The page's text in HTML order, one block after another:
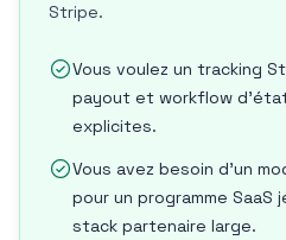
Stripe.
Vous voulez un tracking
payout et workflow
explicites.
Vous avez besoin d'un
pour un programme
stack partenaire large.